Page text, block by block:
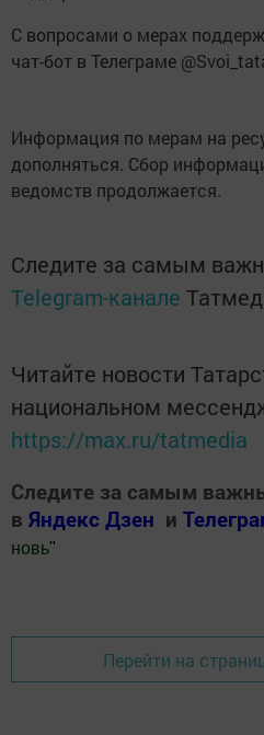
С вопросами о мерах
чат-бот в Телеграме
Информация по мерам на
дополняться. Сбор
ведомств продолжается.
Следите за самым
Telegram-канале
Читайте новости
национальном
https://max.ru/tatmedia
Следите за самым
в Яндекс Дзен и
новь"
Перейти на